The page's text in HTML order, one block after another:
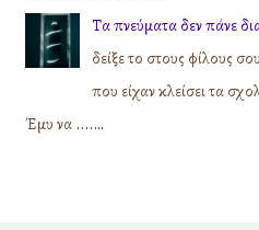
Τα πνεύματα δεν πάνε
δείξε το στους φίλους
που είχαν κλείσει τα
Έμυ να ....…